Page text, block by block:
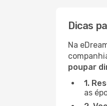
Dicas
Na
poupar
1.
as